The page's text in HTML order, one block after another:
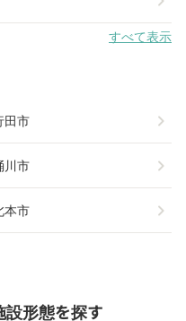
すべて表示
田市 chevron_right
川市 chevron_right
本市 chevron_right
設形態を探す